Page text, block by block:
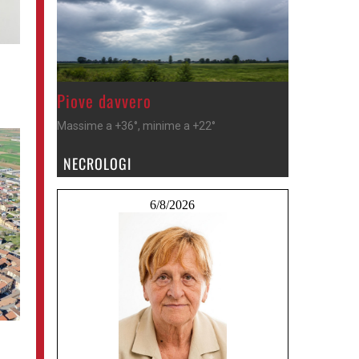
>
Piove davvero
Massime a +36°, minime a +22°
NECROLOGI
6/8/2026